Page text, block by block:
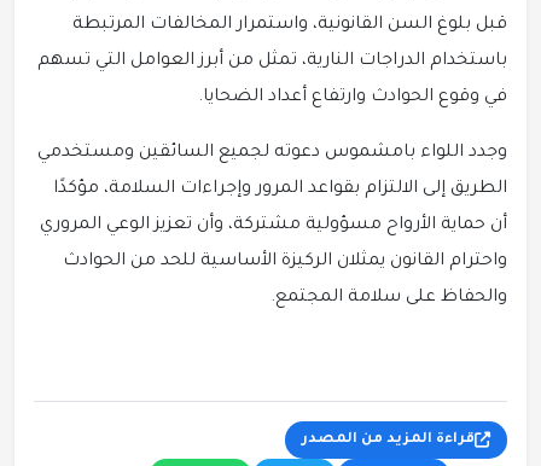
قبل بلوغ السن القانونية، واستمرار المخالفات المرتبطة
باستخدام الدراجات النارية، تمثل من أبرز العوامل التي تسهم
في وقوع الحوادث وارتفاع أعداد الضحايا.
وجدد اللواء بامشموس دعوته لجميع السائقين ومستخدمي
الطريق إلى الالتزام بقواعد المرور وإجراءات السلامة، مؤكدًا
أن حماية الأرواح مسؤولية مشتركة، وأن تعزيز الوعي المروري
واحترام القانون يمثلان الركيزة الأساسية للحد من الحوادث
والحفاظ على سلامة المجتمع.
قراءة المزيد من المصدر